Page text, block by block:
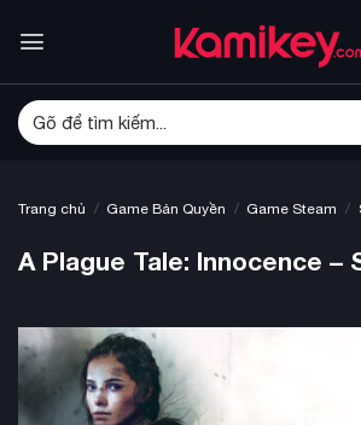
qua
dung
Tìm
kiếm:
Trang chủ / Game Bản Quyền / Game Steam /
A Plague Tale: Innocence –